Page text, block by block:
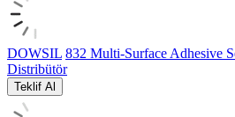
DOWSIL 832 Multi-Surface Adhesive
Distribütör
Teklif Al